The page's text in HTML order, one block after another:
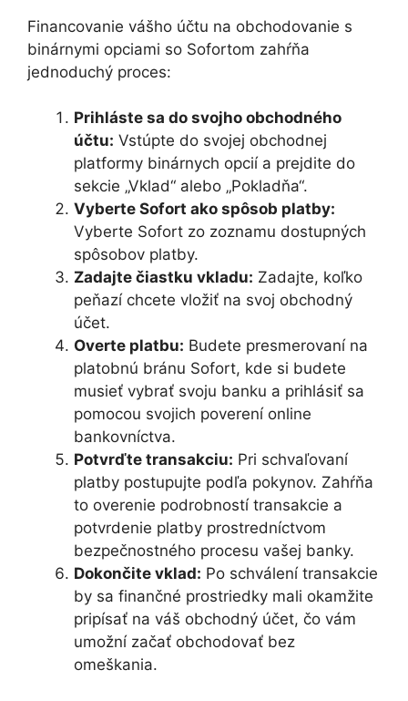
Financovanie vášho účtu na obchodovanie s
binárnymi opciami so Sofortom zahŕňa
jednoduchý proces:
Prihláste sa do svojho obchodného
účtu: Vstúpte do svojej obchodnej
platformy binárnych opcií a prejdite do
sekcie „Vklad“ alebo „Pokladňa“.
Vyberte Sofort ako spôsob platby:
Vyberte Sofort zo zoznamu dostupných
spôsobov platby.
Zadajte čiastku vkladu: Zadajte, koľko
peňazí chcete vložiť na svoj obchodný
účet.
Overte platbu: Budete presmerovaní na
platobnú bránu Sofort, kde si budete
musieť vybrať svoju banku a prihlásiť sa
pomocou svojich poverení online
bankovníctva.
Potvrďte transakciu: Pri schvaľovaní
platby postupujte podľa pokynov. Zahŕňa
to overenie podrobností transakcie a
potvrdenie platby prostredníctvom
bezpečnostného procesu vašej banky.
Dokončite vklad: Po schválení transakcie
by sa finančné prostriedky mali okamžite
pripísať na váš obchodný účet, čo vám
umožní začať obchodovať bez
omeškania.